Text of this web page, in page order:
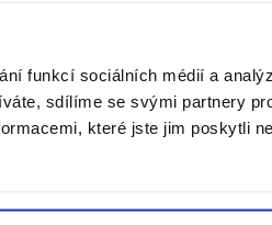
funkcí sociálních médií a
sdílíme se svými partnery
které jste jim poskytli